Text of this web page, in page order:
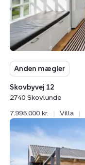
Anden mægler
Skovbyvej 12
2740 Skovlunde
7.995.000 kr.
| Villa |
Askeengen
2740